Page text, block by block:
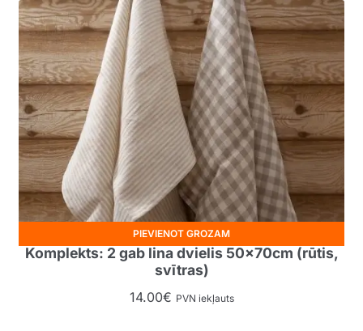
Komplekts: 2 gab lina dvielis 50x70cm (rūtis,
svītras)
14.00€ PVN iekļauts
PIEVIENOT GROZAM